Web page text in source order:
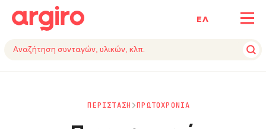
ΕΛ
ΠΕΡΙΣΤΑΣΗ ΠΡΩΤΟΧΡΟΝΙΑ